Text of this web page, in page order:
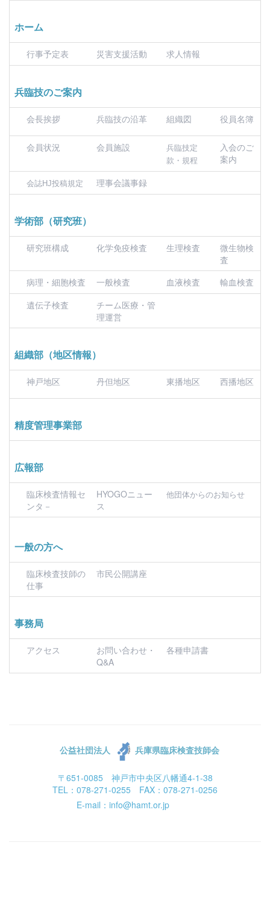
ホーム
行事予定表 災害支援活動 求人情報
兵臨技のご案内
会長挨拶 兵臨技の沿革 組織図 役員名簿
会員状況 会員施設
兵臨技定
款・規程
入会のご
案内
会誌HJ投稿規定 理事会議事録
学術部（研究班）
研究班構成 化学免疫検査 生理検査
微生物検
査
病理・細胞検査
一般検査 血液検査
輸血検査
遺伝子検査
チーム医療・管
理運営
組織部（地区情報）
神戸地区 丹但地区 東播地区 西播地区
精度管理事業部
広報部
臨床検査情報セ
ンタ－
HYOGOニュー
ス
他団体からのお知らせ
一般の方へ
臨床検査技師の
仕事
市民公開講座
事務局
アクセス
お問い合わせ・
Q&A
各種申請書
公益社団法人 兵庫県臨床検査技師会
〒651-0085 神戸市中央区八幡通4-1-38
TEL：078-271-0255 FAX：078-271-0256
E-mail：info@hamt.or.jp